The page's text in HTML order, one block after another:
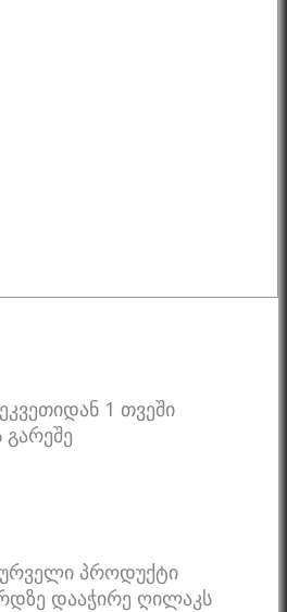
1 თვეში
გარეშე
პროდუქტი
დააჭირე ღილაკს